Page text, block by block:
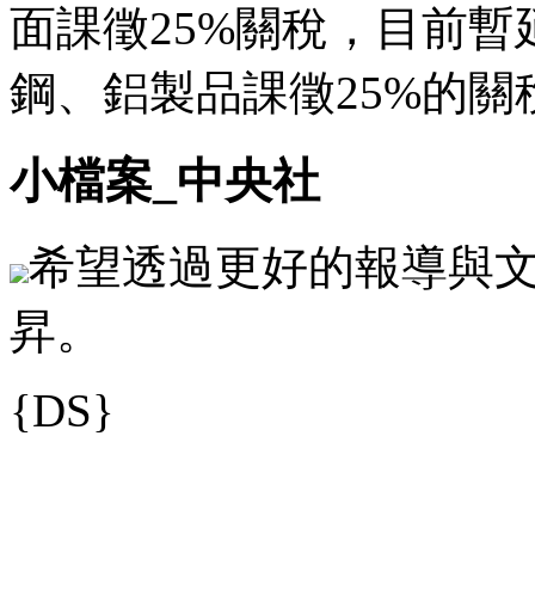
面課徵25%關稅，目前
鋼、鋁製品課徵25%的
小檔案_中央社
希望透過更好的報導與
昇。
{DS}